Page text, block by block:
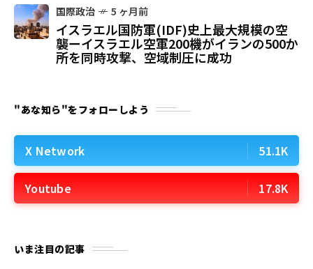
国際政治 5 ヶ月前
イスラエル国防軍(IDF)史上最大規模の空
襲ーイスラエル空軍200機がイランの500か
所を同時攻撃、空域制圧に成功
"あな知ら"をフォローしよう
X Network 51.1K
Youtube 17.8K
いま注目の記事